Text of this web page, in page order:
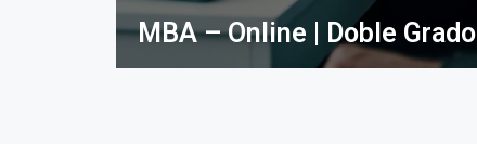
MBA – Online | Doble Grado